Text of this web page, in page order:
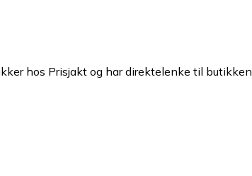
hos Prisjakt og har direktelenke til butikken.